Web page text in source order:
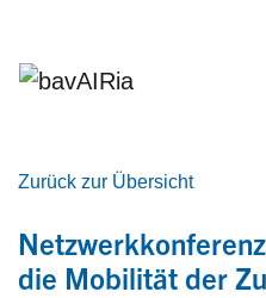
Zurück zur Übersicht
die Mobilität der